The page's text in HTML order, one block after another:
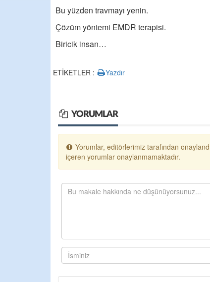
Bu yüzden travmayı yenin.
Çözüm yöntemi EMDR terapisi.
Biricik insan…
ETİKETLER : Yazdır
YORUMLAR
Yorumlar, editörlerimiz tarafından
içeren yorumlar onaylanmamaktadır.